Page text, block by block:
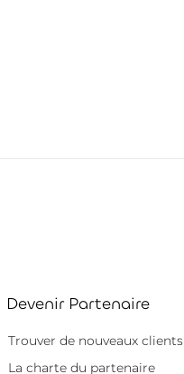
Devenir Partenaire
Trouver de nouveaux clients
La charte du partenaire